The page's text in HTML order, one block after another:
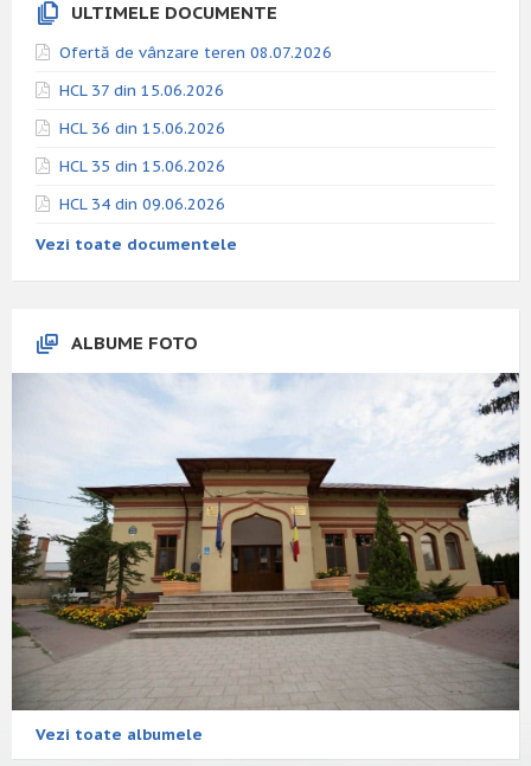
ULTIMELE DOCUMENTE
Ofertă de vânzare teren 08.07.2026
HCL 37 din 15.06.2026
HCL 36 din 15.06.2026
HCL 35 din 15.06.2026
HCL 34 din 09.06.2026
Vezi toate documentele
ALBUME FOTO
Vezi toate albumele